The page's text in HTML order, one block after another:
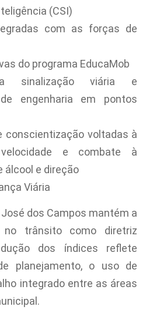
(CSI)
com as forças de
do programa EducaMob
sinalização viária e
engenharia em pontos
conscientização voltadas à
e combate à
álcool e direção
Viária
dos Campos mantém a
trânsito como diretriz
dos índices reflete
planejamento, o uso de
integrado entre as áreas